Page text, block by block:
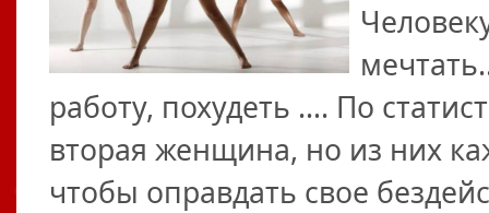
работу, похудеть …. По
вторая женщина, но из них
чтобы оправдать свое